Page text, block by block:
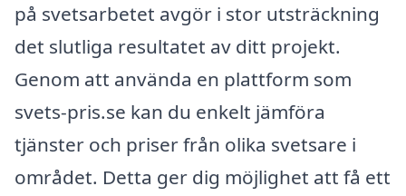
på svetsarbetet avgör i stor utsträckning
det slutliga resultatet av ditt projekt.
Genom att använda en plattform som
svets-pris.se kan du enkelt jämföra
tjänster och priser från olika svetsare i
området. Detta ger dig möjlighet att få ett